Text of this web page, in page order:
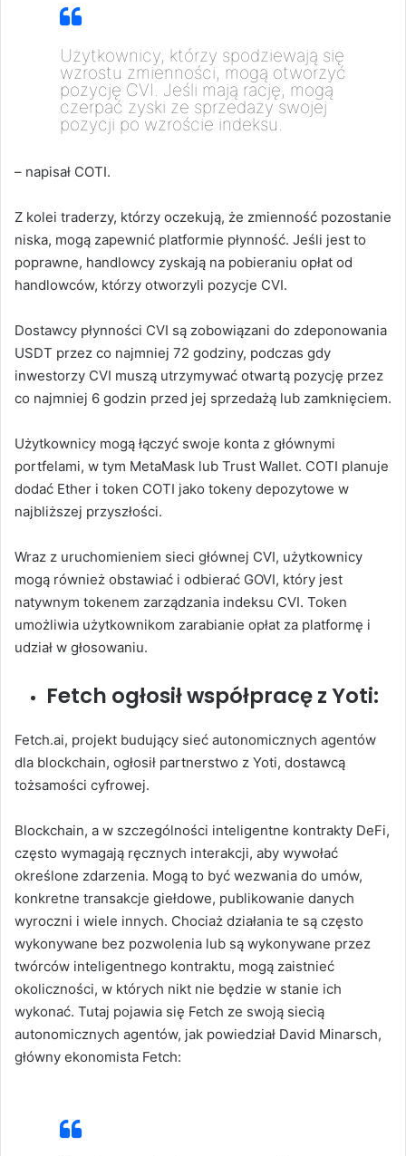
Użytkownicy, którzy spodziewają się
wzrostu zmienności, mogą otworzyć
pozycję CVI. Jeśli mają rację, mogą
czerpać zyski ze sprzedaży swojej
pozycji po wzroście indeksu.
– napisał COTI.
Z kolei traderzy, którzy oczekują, że zmienność pozostanie
niska, mogą zapewnić platformie płynność. Jeśli jest to
poprawne, handlowcy zyskają na pobieraniu opłat od
handlowców, którzy otworzyli pozycje CVI.
Dostawcy płynności CVI są zobowiązani do zdeponowania
USDT przez co najmniej 72 godziny, podczas gdy
inwestorzy CVI muszą utrzymywać otwartą pozycję przez
co najmniej 6 godzin przed jej sprzedażą lub zamknięciem.
Użytkownicy mogą łączyć swoje konta z głównymi
portfelami, w tym MetaMask lub Trust Wallet. COTI planuje
dodać Ether i token COTI jako tokeny depozytowe w
najbliższej przyszłości.
Wraz z uruchomieniem sieci głównej CVI, użytkownicy
mogą również obstawiać i odbierać GOVI, który jest
natywnym tokenem zarządzania indeksu CVI. Token
umożliwia użytkownikom zarabianie opłat za platformę i
udział w głosowaniu.
Fetch ogłosił współpracę z Yoti:
Fetch.ai, projekt budujący sieć autonomicznych agentów
dla blockchain, ogłosił partnerstwo z Yoti, dostawcą
tożsamości cyfrowej.
Blockchain, a w szczególności inteligentne kontrakty DeFi,
często wymagają ręcznych interakcji, aby wywołać
określone zdarzenia. Mogą to być wezwania do umów,
konkretne transakcje giełdowe, publikowanie danych
wyroczni i wiele innych. Chociaż działania te są często
wykonywane bez pozwolenia lub są wykonywane przez
twórców inteligentnego kontraktu, mogą zaistnieć
okoliczności, w których nikt nie będzie w stanie ich
wykonać. Tutaj pojawia się Fetch ze swoją siecią
autonomicznych agentów, jak powiedział David Minarsch,
główny ekonomista Fetch: